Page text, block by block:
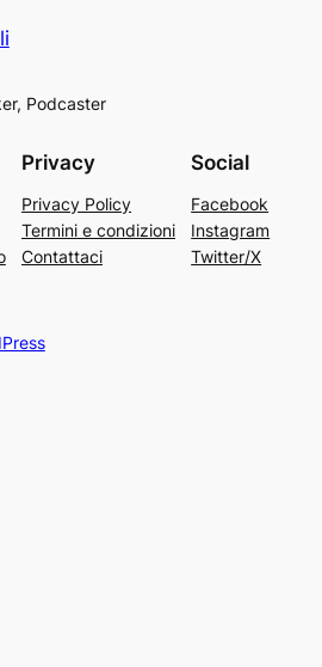
Podcaster
Privacy
Privacy Policy
Termini e condizioni
Contattaci
Social
Facebook
Instagram
Twitter/X